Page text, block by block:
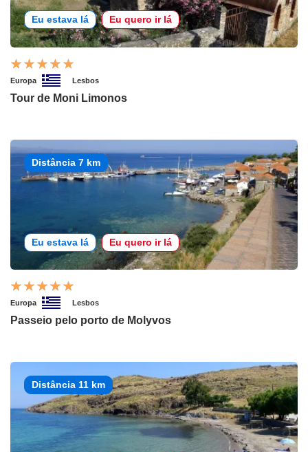
Eu estava lá Eu quero ir lá
Europa Lesbos
Tour de Moni Limonos
Distância 7 km
Eu estava lá Eu quero ir lá
Europa Lesbos
Passeio pelo porto de Molyvos
Distância 11 km